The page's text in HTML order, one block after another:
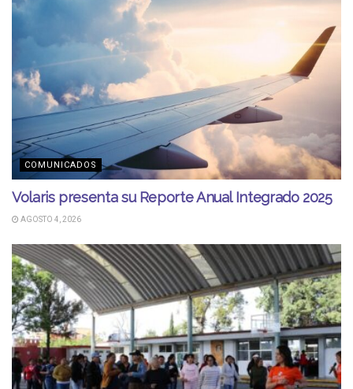
COMUNICADOS
Volaris presenta su Reporte Anual Integrado 2025
AGOSTO 4, 2026